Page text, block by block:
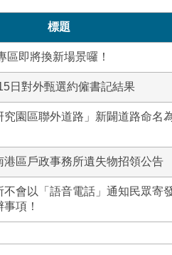
標題
區即將換新場景囉！
日對外甄選約僱書記結果
園區聯外道路」新闢道路命名
港區戶政事務所遺失物招領公告
不會以「語音電話」通知民眾寄
項！